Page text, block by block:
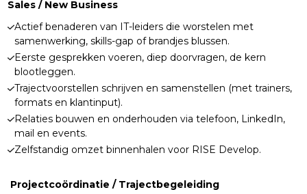
Sales / New Business
Actief benaderen van IT-leiders die worstelen met
samenwerking, skills-gap of brandjes blussen.
Eerste gesprekken voeren, diep doorvragen, de kern
blootleggen.
Trajectvoorstellen schrijven en samenstellen (met trainers,
formats en klantinput).
Relaties bouwen en onderhouden via telefoon, LinkedIn,
mail en events.
Zelfstandig omzet binnenhalen voor RISE Develop.
Projectcoördinatie / Trajectbegeleiding